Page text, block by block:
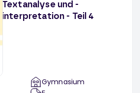
Textanalyse und -
interpretation - Teil 4
Gymnasium